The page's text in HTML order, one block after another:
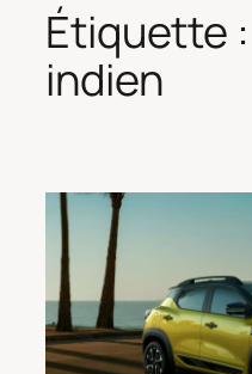
Étiquette :
indien